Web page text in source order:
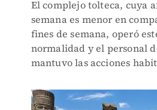
El complejo tolteca, cuya
semana es menor en
fines de semana, operó
normalidad y el personal
mantuvo las acciones